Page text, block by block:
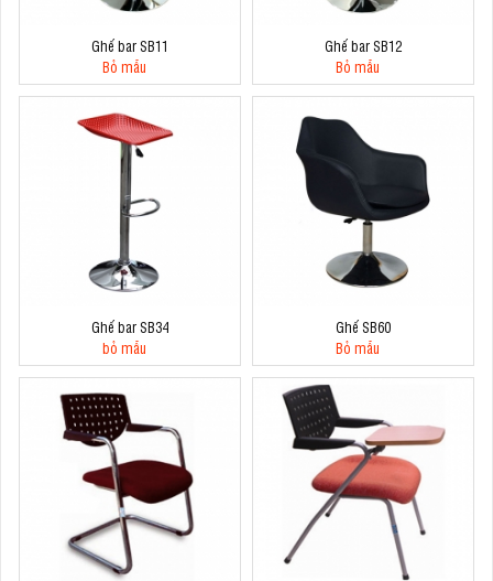
Ghế bar SB11
Bỏ mẫu
Ghế bar SB12
Bỏ mẫu
Ghế bar SB34
bỏ mẫu
Ghế SB60
Bỏ mẫu